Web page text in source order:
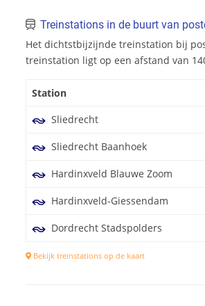
Treinstations in de buurt van
Het dichtstbijzijnde treinstation bij
treinstation ligt op een afstand van
Station
Sliedrecht
Sliedrecht Baanhoek
Hardinxveld Blauwe Zoom
Hardinxveld-Giessendam
Dordrecht Stadspolders
Bekijk treinstations op de kaart